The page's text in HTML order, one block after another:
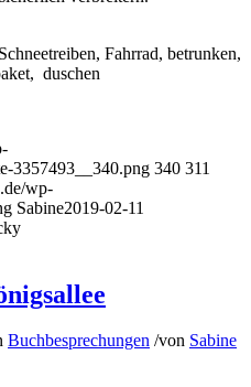
Fahrrad, betrunken,
duschen
3357493__340.png 340 311
wp-
Sabine2019-02-11
Buchbesprechungen /von Sabine